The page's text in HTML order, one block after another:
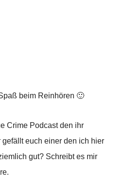
beim Reinhören 🙂
Crime Podcast den ihr
euch einer den ich hier
gut? Schreibt es mir